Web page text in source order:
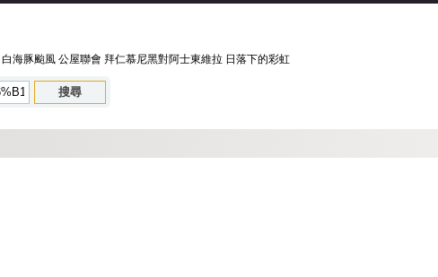
白海豚颱風 公屋聯會 拜仁慕尼黑對阿士東維拉 日落下的彩虹